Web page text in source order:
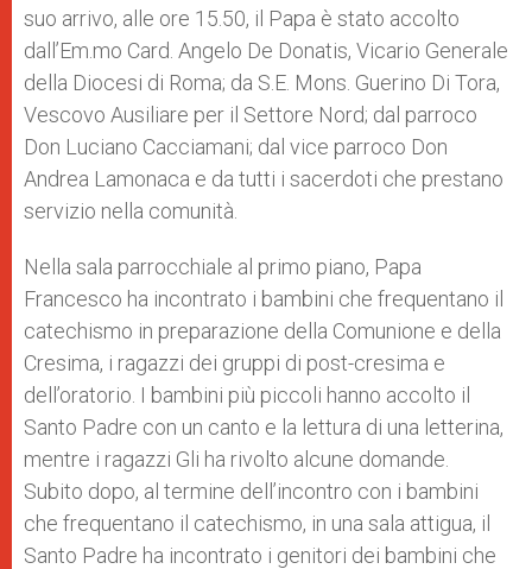
suo arrivo, alle ore 15.50, il Papa è stato accolto
dall’Em.mo Card. Angelo De Donatis, Vicario Generale
della Diocesi di Roma; da S.E. Mons. Guerino Di Tora,
Vescovo Ausiliare per il Settore Nord; dal parroco
Don Luciano Cacciamani; dal vice parroco Don
Andrea Lamonaca e da tutti i sacerdoti che prestano
servizio nella comunità.
Nella sala parrocchiale al primo piano, Papa
Francesco ha incontrato i bambini che frequentano il
catechismo in preparazione della Comunione e della
Cresima, i ragazzi dei gruppi di post-cresima e
dell’oratorio. I bambini più piccoli hanno accolto il
Santo Padre con un canto e la lettura di una letterina,
mentre i ragazzi Gli ha rivolto alcune domande.
Subito dopo, al termine dell’incontro con i bambini
che frequentano il catechismo, in una sala attigua, il
Santo Padre ha incontrato i genitori dei bambini che